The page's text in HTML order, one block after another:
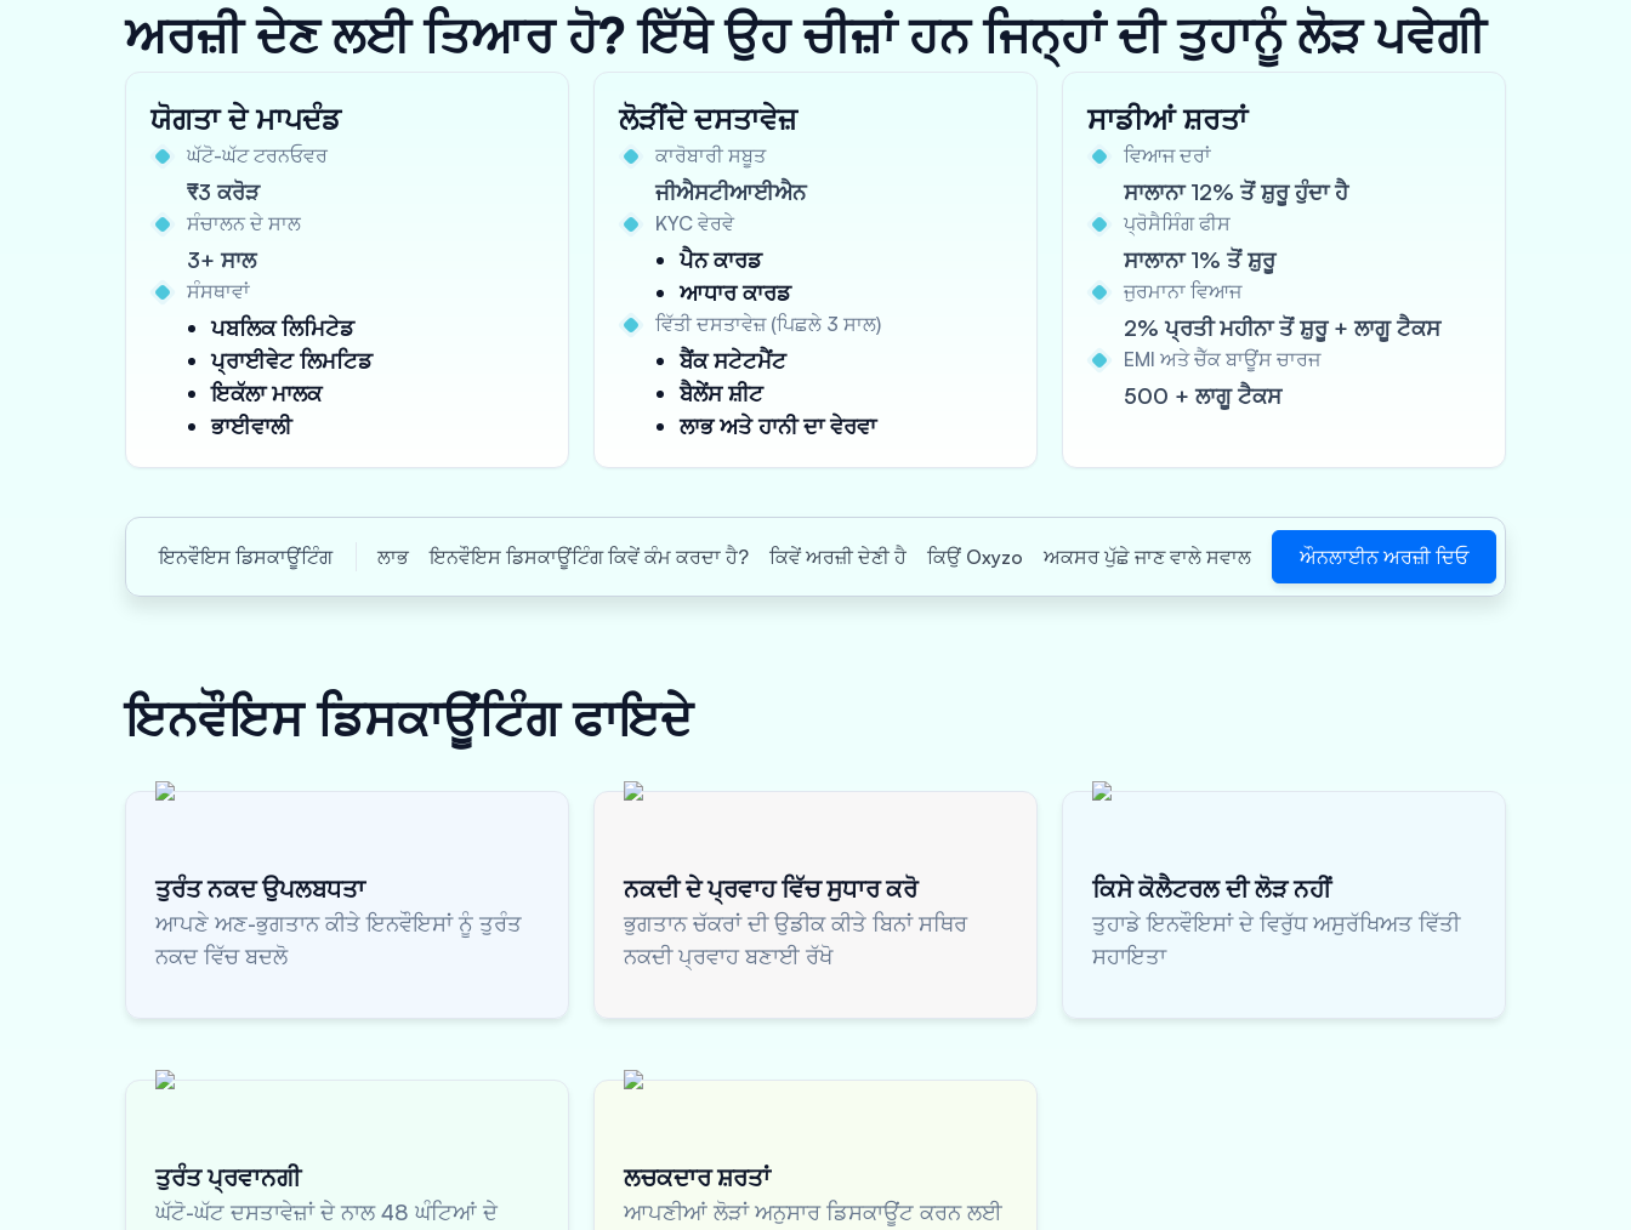
ਅਰਜ਼ੀ ਦੇਣ ਲਈ ਤਿਆਰ ਹੋ? ਇੱਥੇ ਉਹ ਚੀਜ਼ਾਂ ਹਨ ਜਿਨ੍ਹਾਂ ਦੀ ਤੁਹਾਨੂੰ ਲੋੜ ਪਵੇਗੀ
ਯੋਗਤਾ ਦੇ ਮਾਪਦੰਡ
ਘੱਟੋ-ਘੱਟ ਟਰਨਓਵਰ
₹3 ਕਰੋੜ
ਸੰਚਾਲਨ ਦੇ ਸਾਲ
3+ ਸਾਲ
ਸੰਸਥਾਵਾਂ
ਪਬਲਿਕ ਲਿਮਿਟੇਡ
ਪ੍ਰਾਈਵੇਟ ਲਿਮਟਿਡ
ਇਕੱਲਾ ਮਾਲਕ
ਭਾਈਵਾਲੀ
ਲੋੜੀਂਦੇ ਦਸਤਾਵੇਜ਼
ਕਾਰੋਬਾਰੀ ਸਬੂਤ
ਜੀਐਸਟੀਆਈਐਨ
KYC ਵੇਰਵੇ
ਪੈਨ ਕਾਰਡ
ਆਧਾਰ ਕਾਰਡ
ਵਿੱਤੀ ਦਸਤਾਵੇਜ਼ (ਪਿਛਲੇ 3 ਸਾਲ)
ਬੈਂਕ ਸਟੇਟਮੈਂਟ
ਬੈਲੇਂਸ ਸ਼ੀਟ
ਲਾਭ ਅਤੇ ਹਾਨੀ ਦਾ ਵੇਰਵਾ
ਸਾਡੀਆਂ ਸ਼ਰਤਾਂ
ਵਿਆਜ ਦਰਾਂ
ਸਾਲਾਨਾ 12% ਤੋਂ ਸ਼ੁਰੂ ਹੁੰਦਾ ਹੈ
ਪ੍ਰੋਸੈਸਿੰਗ ਫੀਸ
ਸਾਲਾਨਾ 1% ਤੋਂ ਸ਼ੁਰੂ
ਜੁਰਮਾਨਾ ਵਿਆਜ
2% ਪ੍ਰਤੀ ਮਹੀਨਾ ਤੋਂ ਸ਼ੁਰੂ + ਲਾਗੂ ਟੈਕਸ
EMI ਅਤੇ ਚੈੱਕ ਬਾਊਂਸ ਚਾਰਜ
500 + ਲਾਗੂ ਟੈਕਸ
ਇਨਵੌਇਸ ਡਿਸਕਾਊਂਟਿੰਗ ਲਾਭ ਇਨਵੌਇਸ ਡਿਸਕਾਊਂਟਿੰਗ ਕਿਵੇਂ ਕੰਮ ਕਰਦਾ ਹੈ? ਕਿਵੇਂ ਅਰਜ਼ੀ ਦੇਣੀ ਹੈ ਕਿਉਂ Oxyzo ਅਕਸਰ ਪੁੱਛੇ ਜਾਣ ਵਾਲੇ ਸਵਾਲ ਔਨਲਾਈਨ ਅਰਜ਼ੀ ਦਿਓ
ਇਨਵੌਇਸ ਡਿਸਕਾਊਂਟਿੰਗਫਾਇਦੇ
ਤੁਰੰਤ ਨਕਦ ਉਪਲਬਧਤਾ
ਆਪਣੇ ਅਣ-ਭੁਗਤਾਨ ਕੀਤੇ ਇਨਵੌਇਸਾਂ ਨੂੰ ਤੁਰੰਤ
ਨਕਦ ਵਿੱਚ ਬਦਲੋ
ਨਕਦੀ ਦੇ ਪ੍ਰਵਾਹ ਵਿੱਚ ਸੁਧਾਰ ਕਰੋ
ਭੁਗਤਾਨ ਚੱਕਰਾਂ ਦੀ ਉਡੀਕ ਕੀਤੇ ਬਿਨਾਂ ਸਥਿਰ
ਨਕਦੀ ਪ੍ਰਵਾਹ ਬਣਾਈ ਰੱਖੋ
ਕਿਸੇ ਕੋਲੈਟਰਲ ਦੀ ਲੋੜ ਨਹੀਂ
ਤੁਹਾਡੇ ਇਨਵੌਇਸਾਂ ਦੇ ਵਿਰੁੱਧ ਅਸੁਰੱਖਿਅਤ ਵਿੱਤੀ
ਸਹਾਇਤਾ
ਤੁਰੰਤ ਪ੍ਰਵਾਨਗੀ
ਘੱਟੋ-ਘੱਟ ਦਸਤਾਵੇਜ਼ਾਂ ਦੇ ਨਾਲ 48 ਘੰਟਿਆਂ ਦੇ
ਲਚਕਦਾਰ ਸ਼ਰਤਾਂ
ਆਪਣੀਆਂ ਲੋੜਾਂ ਅਨੁਸਾਰ ਡਿਸਕਾਊਂਟ ਕਰਨ ਲਈ